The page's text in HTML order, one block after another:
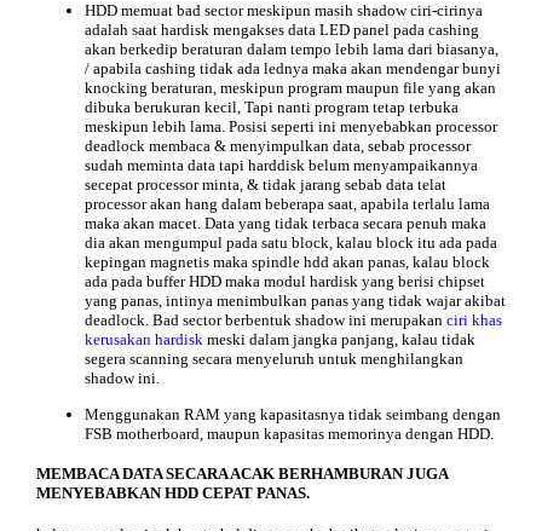
HDD memuat bad sectormeskipun masih shadow ciri-cirinya
adalah saat hardisk mengakses data LED panel pada cashing
akan berkedip beraturan dalam tempo lebih lama dari biasanya,
/ apabila cashing tidak ada lednya maka akan mendengar bunyi
knocking beraturan, meskipun program maupun file yang akan
dibuka berukuran kecil, Tapi nanti program tetap terbuka
meskipun lebih lama. Posisi seperti ini menyebabkan processor
deadlock membaca & menyimpulkan data, sebab processor
sudah meminta data tapi harddisk belum menyampaikannya
secepat processor minta, & tidak jarang sebab data telat
processor akan hang dalam beberapa saat, apabila terlalu lama
maka akan macet. Data yang tidak terbaca secara penuh maka
dia akan mengumpul pada satu block, kalau block itu ada pada
kepingan magnetis maka spindle hdd akan panas, kalau block
ada pada buffer HDD maka modul hardisk yang berisi chipset
yang panas, intinya menimbulkan panas yang tidak wajar akibat
deadlock. Bad sector berbentuk shadow ini merupakan ciri khas
kerusakan hardisk meski dalam jangka panjang, kalau tidak
segera scanning secara menyeluruh untuk menghilangkan
shadow ini.
Menggunakan RAM yang kapasitasnya tidak seimbang dengan
FSB motherboard, maupun kapasitas memorinya dengan HDD.
MEMBACA DATA SECARA ACAK BERHAMBURAN JUGA
MENYEBABKAN HDD CEPAT PANAS.